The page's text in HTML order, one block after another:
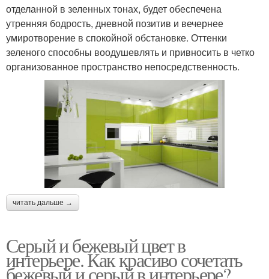
отделанной в зеленных тонах, будет обеспечена
утренняя бодрость, дневной позитив и вечернее
умиротворение в спокойной обстановке. Оттенки
зеленого способны воодушевлять и привносить в четко
организованное пространство непосредственность.
читать дальше →
Серый и бежевый цвет в
интерьере. Как красиво сочетать
бежевый и серый в интерьере?